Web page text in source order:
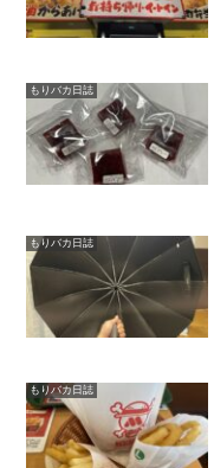
もりバカ日誌
もりバカ日誌
もりバカ日誌